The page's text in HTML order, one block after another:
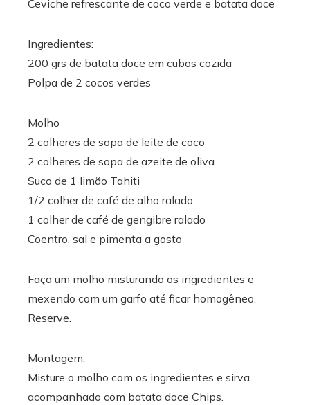
Ceviche refrescante de coco verde e batata doce
Ingredientes:
200 grs de batata doce em cubos cozida
Polpa de 2 cocos verdes
Molho
2 colheres de sopa de leite de coco
2 colheres de sopa de azeite de oliva
Suco de 1 limão Tahiti
1/2 colher de café de alho ralado
1 colher de café de gengibre ralado
Coentro, sal e pimenta a gosto
Faça um molho misturando os ingredientes e
mexendo com um garfo até ficar homogêneo.
Reserve.
Montagem:
Misture o molho com os ingredientes e sirva
acompanhado com batata doce Chips.